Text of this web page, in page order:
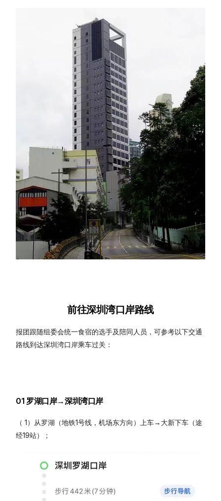
前往深圳湾口岸路线
报团跟随组委会统一食宿的选手及陪同人员，可参考以下交通
路线到达深圳湾口岸乘车过关：
01 罗湖口岸→深圳湾口岸
（ 1）从罗湖（地铁1号线，机场东方向）上车→大新下车（途
经19站）；